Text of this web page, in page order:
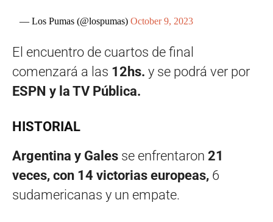
— Los Pumas (@lospumas)October 9, 2023
El encuentro de cuartos de final
comenzará a las 12hs. y se podrá ver por
ESPN y la TV Pública.
HISTORIAL
Argentina y Gales se enfrentaron 21
veces, con 14 victorias europeas, 6
sudamericanas y un empate.